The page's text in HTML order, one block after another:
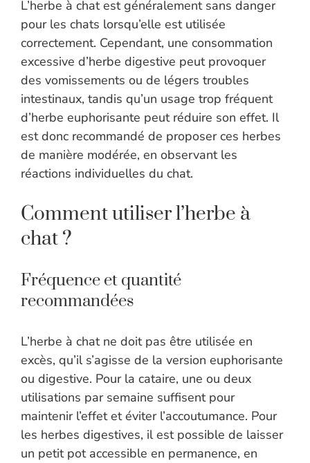
L’herbe à chat est généralement sans danger
pour les chats lorsqu’elle est utilisée
correctement. Cependant, une consommation
excessive d’herbe digestive peut provoquer
des vomissements ou de légers troubles
intestinaux, tandis qu’un usage trop fréquent
d’herbe euphorisante peut réduire son effet. Il
est donc recommandé de proposer ces herbes
de manière modérée, en observant les
réactions individuelles du chat.
Comment utiliser l’herbe à
chat ?
Fréquence et quantité
recommandées
L’herbe à chat ne doit pas être utilisée en
excès, qu’il s’agisse de la version euphorisante
ou digestive. Pour la cataire, une ou deux
utilisations par semaine suffisent pour
maintenir l’effet et éviter l’accoutumance. Pour
les herbes digestives, il est possible de laisser
un petit pot accessible en permanence, en